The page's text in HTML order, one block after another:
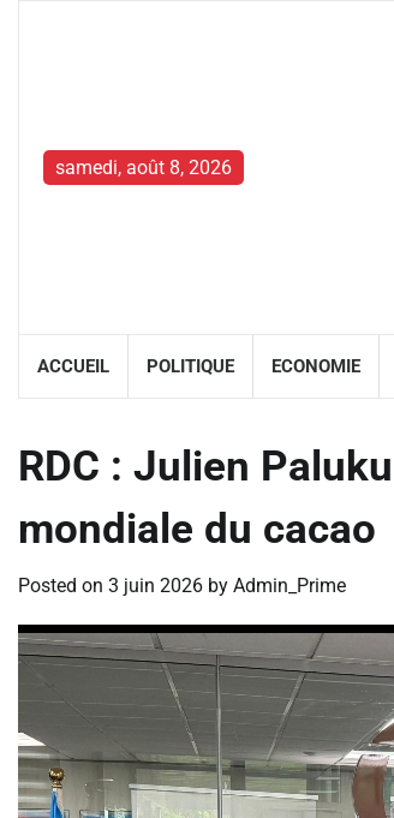
samedi, août 8, 2026
ACCUEIL POLITIQUE ECONOMIE
RDC : Julien
mondiale du cacao
Posted on 3 juin 2026 by Admin_Prime